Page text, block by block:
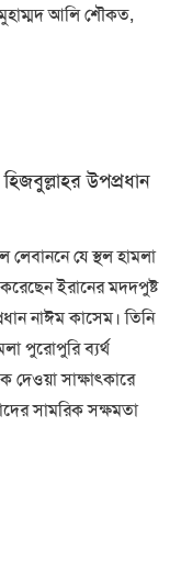
মুহাম্মদ আলি শৌকত,
উপপ্রধান
লেবাননে যে স্থল হামলা
করেছেন ইরানের মদদপুষ্ট
নাঈম কাসেম। তিনি
পুরোপুরি ব্যর্থ
দেওয়া সাক্ষাৎকারে
সামরিক সক্ষমতা